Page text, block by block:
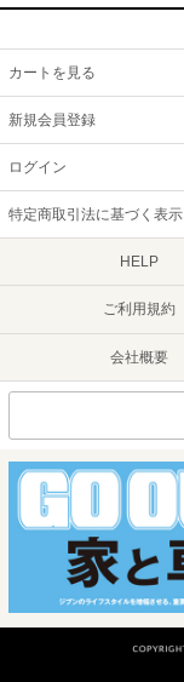
カートを見る
新規会員登録
ログイン
特定商取引法に基づく表示
HELP
ご利用規約
会社概要